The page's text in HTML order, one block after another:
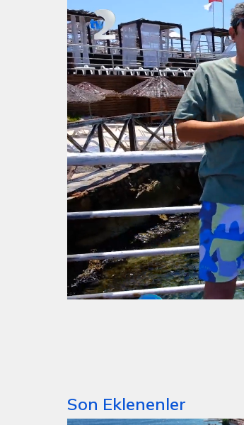
Süre / Toplam Yüklendi:
Yükleniyor
0%
Son Eklenenler